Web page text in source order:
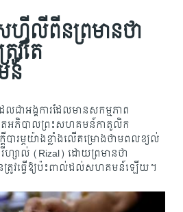
សហ្វីលីពីនព្រមានថា
វតែ
ន៍
លជាអង្គការដែលមានសកម្មភាព
អភិបាលព្រះសហគមន៍កាតូលិក
ារម្ភយ៉ាងខ្លាំងលើគម្រោងថាមពលខ្យល់
សាល់ (Rizal) ដោយព្រមានថា
រូវធ្វើឱ្យប៉ះពាល់ដល់សហគមន៍ឡើយ។